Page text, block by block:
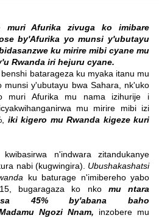
muri Afurika zivuga ko imibare
by'Afurika yo munsi y'ubutayu
ku mirire mibi cyane mu
Rwanda iri hejuru cyane.
batarageza ku myaka itanu mu
munsi y'ubutayu bwa Sahara, nk'uko
muri Afurika mu nama izihurije i
mu mirire mibi izi
iki kigero mu Rwanda kigeze kuri
n'indwara zitandukanye
nabi (kugwingira). Ubushakashatsi
ku baturage n'imibereho yabo
bugaragaza ko nko mu ntara
45% by'abana baho
Ngozi Nnam, inzobere mu